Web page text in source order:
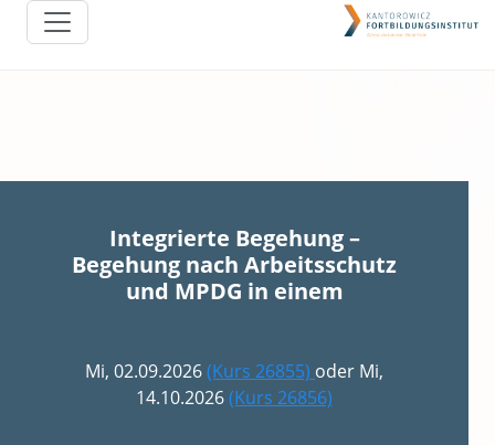
Integrierte Begehung –
Begehung nach Arbeitsschutz
und MPDG in einem
Mi, 02.09.2026(Kurs 26855) oder Mi,
14.10.2026(Kurs 26856)